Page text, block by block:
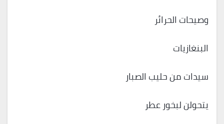
وصيحات الحرائر
البنغازيات
سيدات من حليب الصبار
يتحولن لبخور عطر